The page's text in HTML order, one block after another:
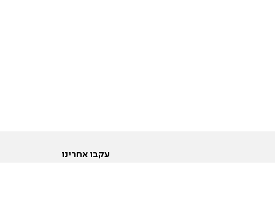
עקבו אחרינו